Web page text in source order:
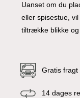
Uanset om du
eller spisestue,
tiltrække blikke
Gratis fragt
14 dages